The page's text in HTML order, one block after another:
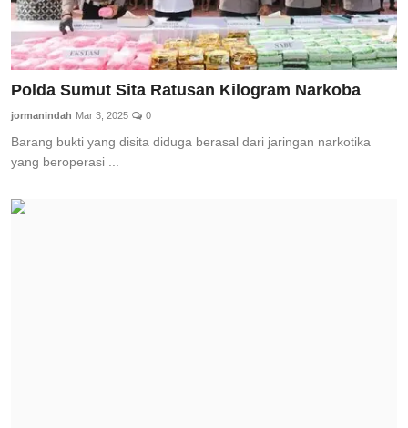
Polda Sumut Sita Ratusan Kilogram Narkoba
jormanindah Mar 3, 2025 0
Barang bukti yang disita diduga berasal dari jaringan narkotika
yang beroperasi ...